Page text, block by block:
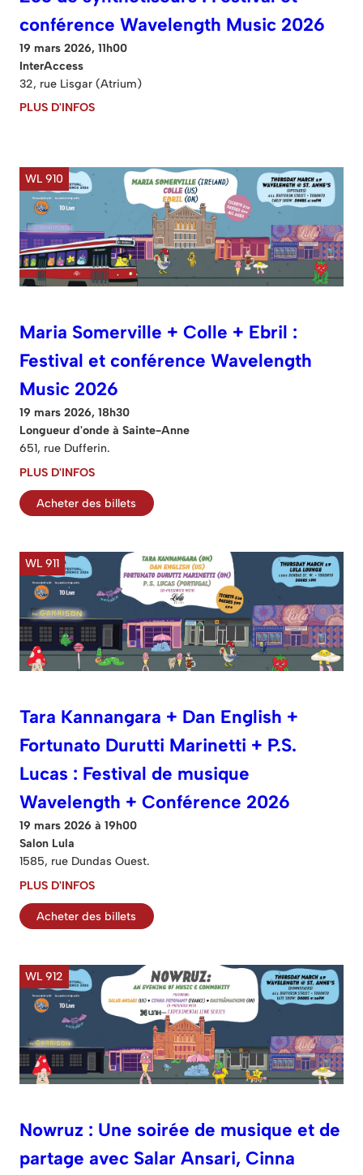
conférence Wavelength Music 2026
19 mars 2026, 11h00
InterAccess
32, rue Lisgar (Atrium)
PLUS D'INFOS
WL 910
Maria Somerville + Colle + Ebril :
Festival et conférence Wavelength
Music 2026
19 mars 2026, 18h30
Longueur d'onde à Sainte-Anne
651, rue Dufferin.
PLUS D'INFOS
Acheter des billets
WL 911
Tara Kannangara + Dan English +
Fortunato Durutti Marinetti + P.S.
Lucas : Festival de musique
Wavelength + Conférence 2026
19 mars 2026 à 19h00
Salon Lula
1585, rue Dundas Ouest.
PLUS D'INFOS
Acheter des billets
WL 912
Nowruz : Une soirée de musique et de
partage avec Salar Ansari, Cinna